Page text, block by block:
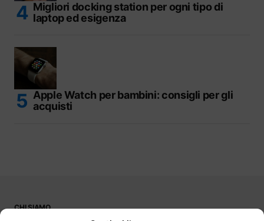
Migliori docking station per ogni tipo di
laptop ed esigenza
Apple Watch per bambini: consigli per gli
acquisti
CHI SIAMO